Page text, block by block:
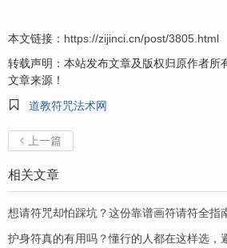
本文链接： https://zijinci.cn/post/3805.html
转载声明：本站发布文章及版权归原作者所
文章来源！

道教符咒法术网
 上一篇
相关文章
想请符咒却怕踩坑？这份靠谱画符请符全指
护身符真的有用吗？懂行的人都在这样选，